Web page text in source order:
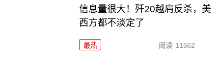
信息量很大！歼20越肩反杀，美
西方都不淡定了
最热 阅读 11562